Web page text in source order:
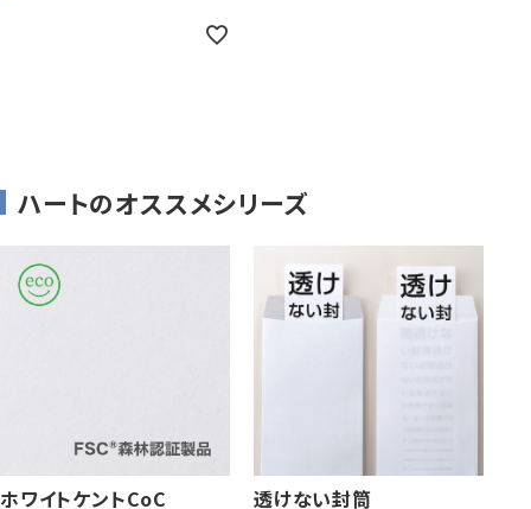
プリンター
ハートのオススメシリーズ
ホワイトケントCoC 透けない封筒